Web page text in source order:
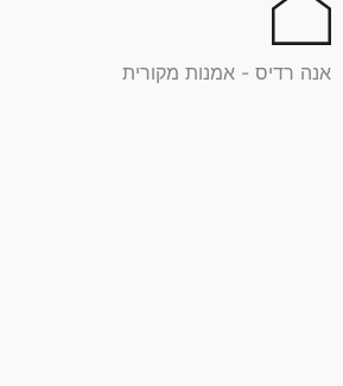
אנה רדיס - אמנות מקורית